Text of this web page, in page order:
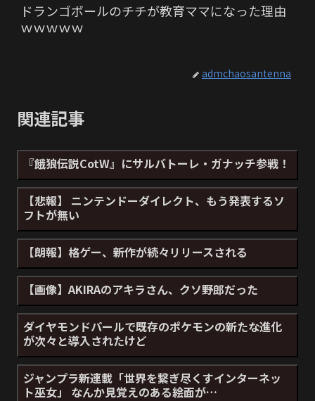
ドランゴボールのチチが教育ママになった理由
ｗｗｗｗｗ
admchaosantenna
関連記事
『餓狼伝説CotW』にサルバトーレ・ガナッチ参戦！
【悲報】 ニンテンドーダイレクト、もう発表するソ
フトが無い
【朗報】格ゲー、新作が続々リリースされる
【画像】AKIRAのアキラさん、クソ野郎だった
ダイヤモンドパールで既存のポケモンの新たな進化
が次々と導入されたけど
ジャンプラ新連載「世界を繋ぎ尽くすインターネッ
ト巫女」 なんか見覚えのある絵面が…